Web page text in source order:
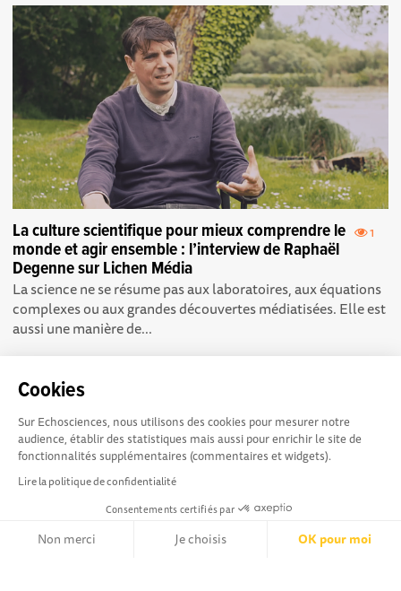
Cookies
Sur Echosciences, nous utilisons des cookies pour mesurer notre
audience, établir des statistiques mais aussi pour enrichir le site de
fonctionnalités supplémentaires (commentaires et widgets).
Lire la politique de confidentialité
Consentements certifiés par
Non merci Je choisis OK pour moi
1
La culture scientifique pour mieux comprendre le
monde et agir ensemble : l’interview de Raphaël
Degenne sur Lichen Média
La science ne se résume pas aux laboratoires, aux équations
complexes ou aux grandes découvertes médiatisées. Elle est
aussi une manière de...
NOS PARTENAIRES